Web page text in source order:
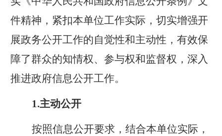
件精神，紧扣本单位工作实际，切实增强开
展政务公开工作的自觉性和主动性，有效保
障了群众的知情权、参与权和监督权，深入
推进政府信息公开工作。
1.主动公开
按照信息公开要求，结合本单位实际，